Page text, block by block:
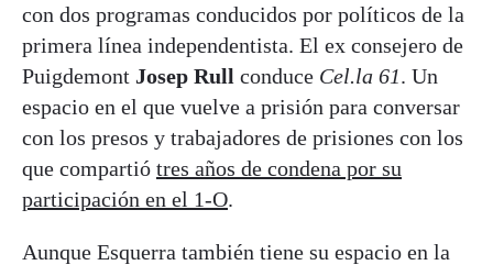
con dos programas conducidos por políticos de la
primera línea independentista. El ex consejero de
Puigdemont Josep Rull conduce Cel.la 61. Un
espacio en el que vuelve a prisión para conversar
con los presos y trabajadores de prisiones con los
que compartió tres años de condena por su
participación en el 1-O.
Aunque Esquerra también tiene su espacio en la